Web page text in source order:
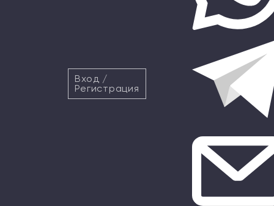
Вход /
Регистрация